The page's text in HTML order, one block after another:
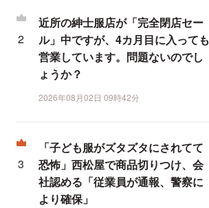
近所の紳士服店が「完全閉店セー
ル」中ですが、4カ月目に入っても
営業しています。問題ないのでし
ょうか？
2026年08月02日 09時42分
「子ども服がズタズタにされてて
恐怖」西松屋で商品切りつけ、会
社認める「従業員が通報、警察に
より確保」